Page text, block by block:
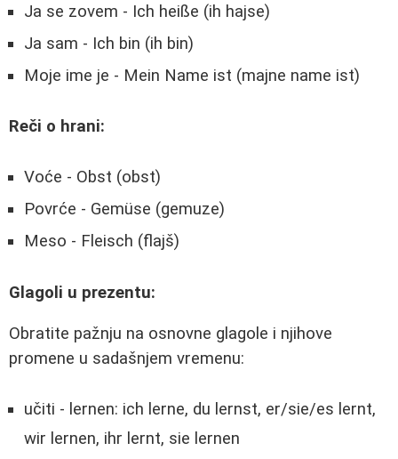
Ja se zovem - Ich heiße (ih hajse)
Ja sam - Ich bin (ih bin)
Moje ime je - Mein Name ist (majne name ist)
Reči o hrani:
Voće - Obst (obst)
Povrće - Gemüse (gemuze)
Meso - Fleisch (flajš)
Glagoli u prezentu:
Obratite pažnju na osnovne glagole i njihove
promene u sadašnjem vremenu:
učiti - lernen: ich lerne, du lernst, er/sie/es lernt,
wir lernen, ihr lernt, sie lernen